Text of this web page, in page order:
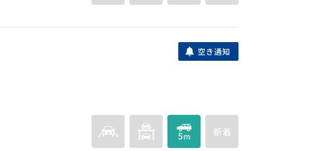
月額 9,900 円(税込)
月額